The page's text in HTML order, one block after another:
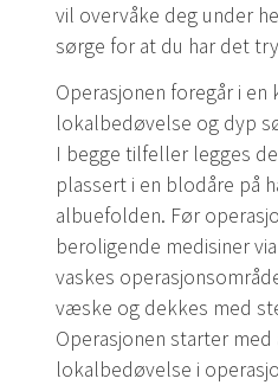
vil overvåke deg under
sørge for at du har det
Operasjonen foregår i en
lokalbedøvelse og dyp
I begge tilfeller legges
plassert i en blodåre på
albuefolden. Før
beroligende medisiner
vaskes
væske og dekkes med
Operasjonen starter
lokalbedøvelse i